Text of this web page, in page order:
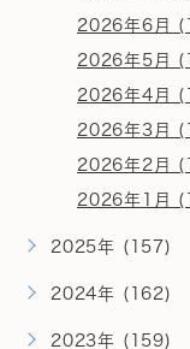
2026年6月
2026年5月
2026年4月
2026年3月
2026年2月
2026年1月
2025年 (157)
2024年 (162)
2023年 (159)